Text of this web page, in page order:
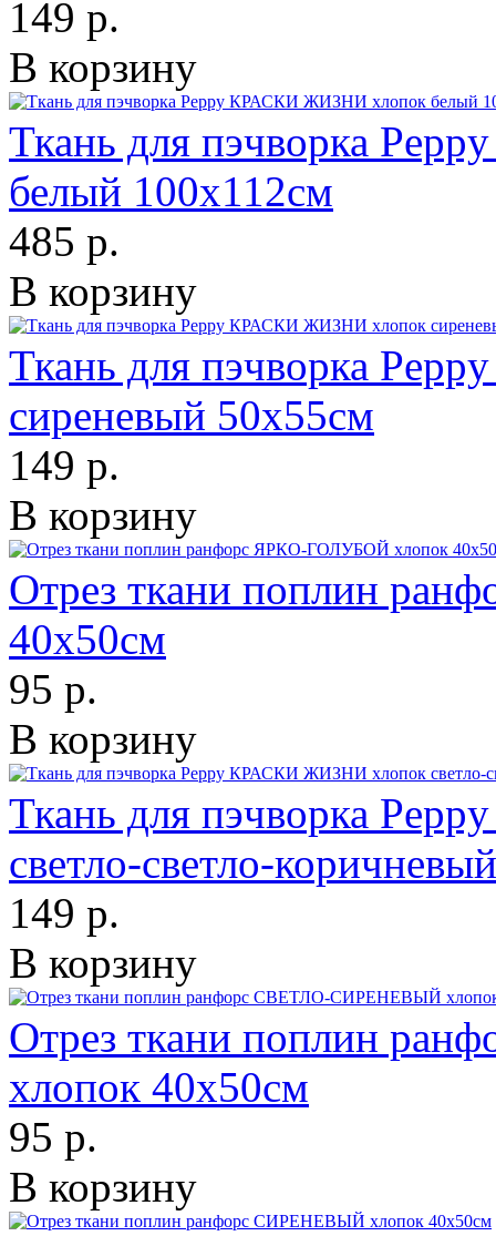
149 р.
В корзину
Ткань для пэчворка
белый 100х112см
485 р.
В корзину
Ткань для пэчворка
сиреневый 50х55см
149 р.
В корзину
Отрез ткани поплин
40х50см
95 р.
В корзину
Ткань для пэчворка
светло-светло-
149 р.
В корзину
Отрез ткани поплин
хлопок 40х50см
95 р.
В корзину